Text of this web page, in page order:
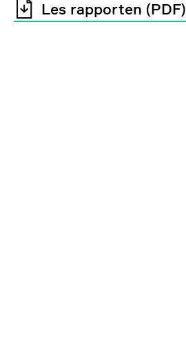
Les rapporten (PDF)